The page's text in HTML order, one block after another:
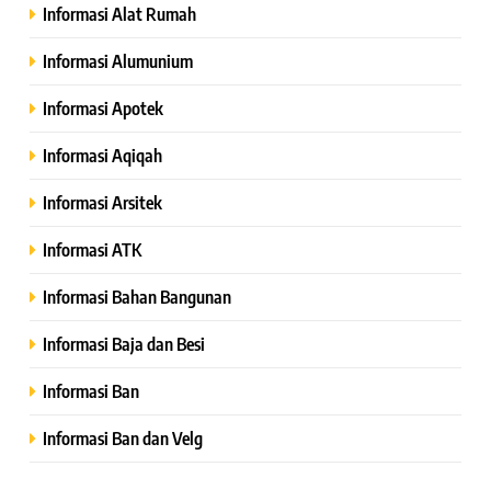
Informasi Alat Rumah
Informasi Alumunium
Informasi Apotek
Informasi Aqiqah
Informasi Arsitek
Informasi ATK
Informasi Bahan Bangunan
Informasi Baja dan Besi
Informasi Ban
Informasi Ban dan Velg